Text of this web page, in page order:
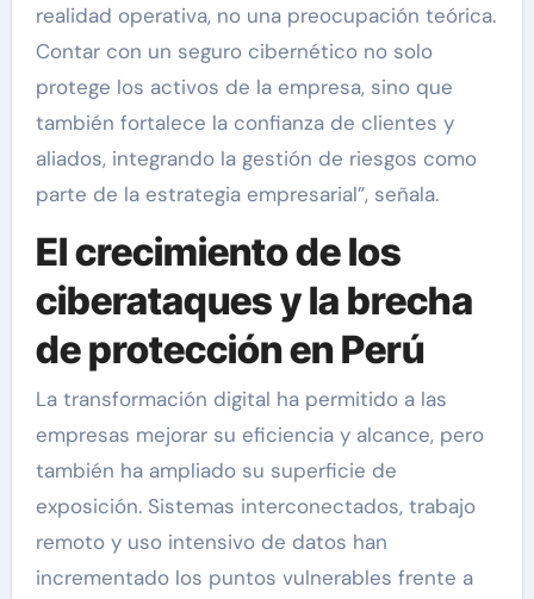
realidad operativa, no una preocupación teórica.
Contar con un seguro cibernético no solo
protege los activos de la empresa, sino que
también fortalece la confianza de clientes y
aliados, integrando la gestión de riesgos como
parte de la estrategia empresarial”, señala.
El crecimiento de los
ciberataques y la brecha
de protección en Perú
La transformación digital ha permitido a las
empresas mejorar su eficiencia y alcance, pero
también ha ampliado su superficie de
exposición. Sistemas interconectados, trabajo
remoto y uso intensivo de datos han
incrementado los puntos vulnerables frente a